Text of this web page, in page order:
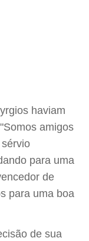
haviam
amigos
para uma
de
para uma boa
de sua